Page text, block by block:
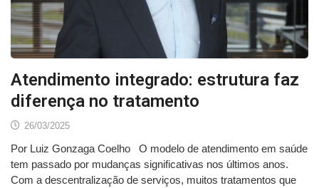
Atendimento integrado: estrutura faz
diferença no tratamento
26/03/2025
Por Luiz Gonzaga Coelho O modelo de atendimento em saúde
tem passado por mudanças significativas nos últimos anos.
Com a descentralização de serviços, muitos tratamentos que